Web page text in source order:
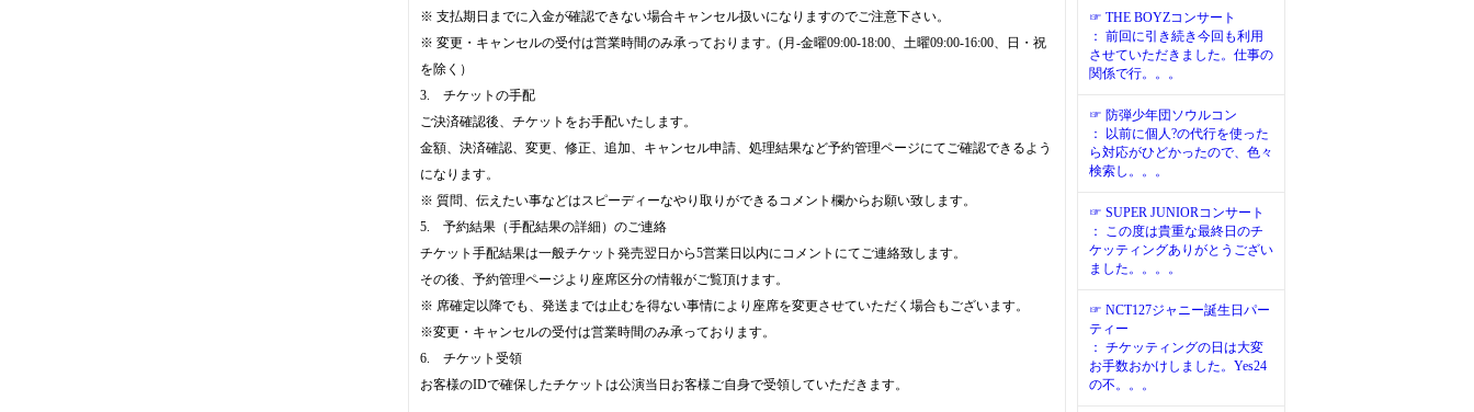
※ 支払期日までに入金が確認できない場合キャンセル扱いになりますのでご注意下さい。
※ 変更・キャンセルの受付は営業時間のみ承っております。(月-金曜09:00-18:00、土曜09:00-16:00、日・祝
を除く）
3. チケットの手配
ご決済確認後、チケットをお手配いたします。
金額、決済確認、変更、修正、追加、キャンセル申請、処理結果など予約管理ページにてご確認できるよう
になります。
※ 質問、伝えたい事などはスピーディーなやり取りができるコメント欄からお願い致します。
5. 予約結果（手配結果の詳細）のご連絡
チケット手配結果は一般チケット発売翌日から5営業日以内にコメントにてご連絡致します。
その後、予約管理ページより座席区分の情報がご覧頂けます。
※ 席確定以降でも、発送までは止むを得ない事情により座席を変更させていただく場合もございます。
※変更・キャンセルの受付は営業時間のみ承っております。
6. チケット受領
お客様のIDで確保したチケットは公演当日お客様ご自身で受領していただきます。
☞ THE BOYZコンサート
： 前回に引き続き今回も利用
させていただきました。仕事の
関係で行。。。
☞ 防弾少年団ソウルコン
： 以前に個人?の代行を使った
ら対応がひどかったので、色々
検索し。。。
☞ SUPER JUNIORコンサート
： この度は貴重な最終日のチ
ケッティングありがとうござい
ました。。。。
☞ NCT127ジャニー誕生日パー
ティー
： チケッティングの日は大変
お手数おかけしました。Yes24
の不。。。